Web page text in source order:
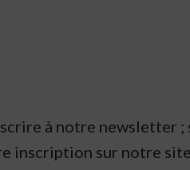
à notre newsletter ;
inscription sur notre